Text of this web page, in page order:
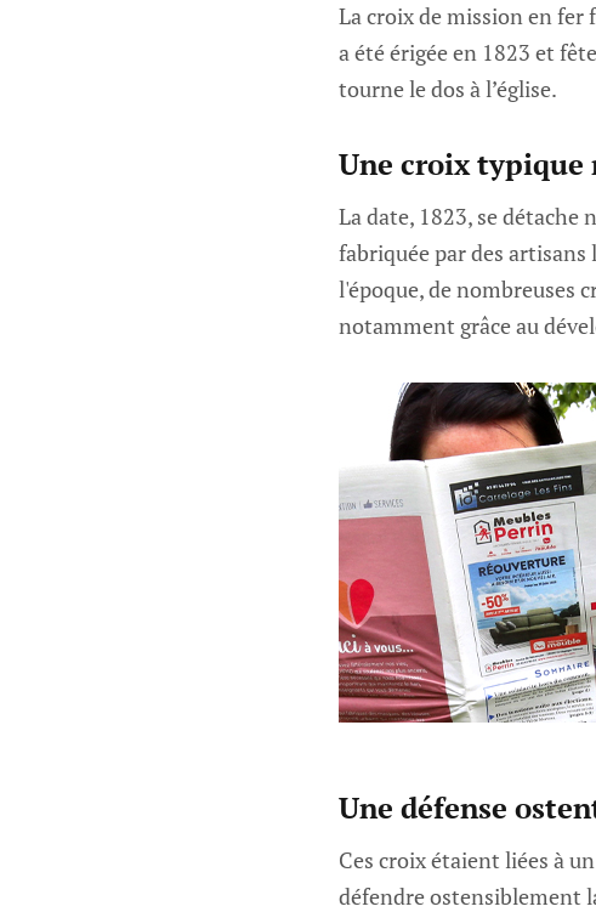
La croix de mission en fer
a été érigée en 1823 et
tourne le dos à l’église.
Une croix typique
La date, 1823, se détache
fabriquée par des
l'époque, de nombreuses
notamment grâce au
Une défense
Ces croix étaient liées à
défendre ostensiblement